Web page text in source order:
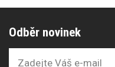
Odběr novinek